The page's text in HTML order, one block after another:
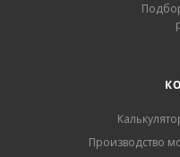
Производство